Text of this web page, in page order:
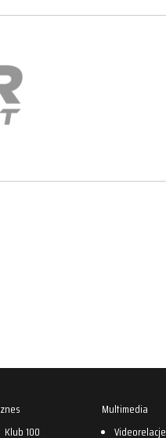
Klub 100
Multimedia
Videorelacje